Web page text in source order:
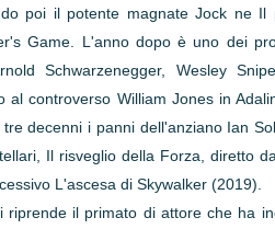
poi il potente magnate Jock ne
Game. L'anno dopo è uno dei
Schwarzenegger, Wesley
al controverso William Jones in
decenni i panni dell'anziano Ian
Il risveglio della Forza, diretto
L'ascesa di Skywalker (2019).
riprende il primato di attore che ha